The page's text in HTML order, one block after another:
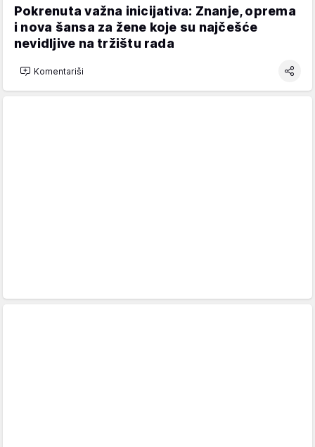
Pokrenuta važna inicijativa: Znanje, oprema
i nova šansa za žene koje su najčešće
nevidljive na tržištu rada
Komentariši